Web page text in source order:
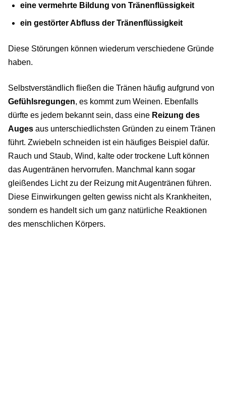
eine vermehrte Bildung von Tränenflüssigkeit
ein gestörter Abfluss der Tränenflüssigkeit
Diese Störungen können wiederum verschiedene Gründe
haben.
Selbstverständlich fließen die Tränen häufig aufgrund von
Gefühlsregungen, es kommt zum Weinen. Ebenfalls
dürfte es jedem bekannt sein, dass eine Reizung des
Auges aus unterschiedlichsten Gründen zu einem Tränen
führt. Zwiebeln schneiden ist ein häufiges Beispiel dafür.
Rauch und Staub, Wind, kalte oder trockene Luft können
das Augentränen hervorrufen. Manchmal kann sogar
gleißendes Licht zu der Reizung mit Augentränen führen.
Diese Einwirkungen gelten gewiss nicht als Krankheiten,
sondern es handelt sich um ganz natürliche Reaktionen
des menschlichen Körpers.